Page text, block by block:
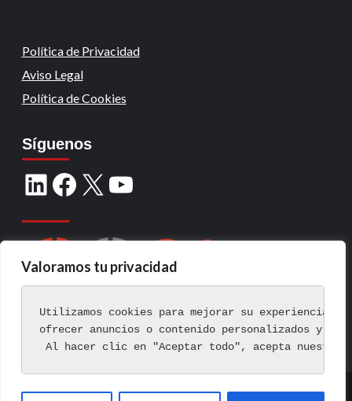
Valoramos tu privacidad
Utilizamos cookies para mejorar su experiencia
ofrecer anuncios o contenido personalizados y
Al hacer clic en "Aceptar todo", acepta nuestro
Política de Privacidad
Aviso Legal
Política de Cookies
Síguenos
Copyright © Todos los derechos reservados.